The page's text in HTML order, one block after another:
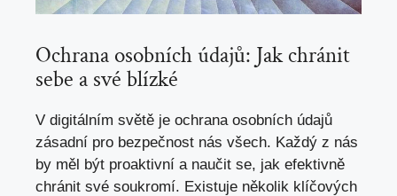
Ochrana osobních údajů: Jak chránit
sebe a své blízké
V digitálním světě je ochrana osobních údajů
zásadní pro bezpečnost nás všech. Každý z nás
by měl být proaktivní a naučit se, jak efektivně
chránit své soukromí. Existuje několik klíčových